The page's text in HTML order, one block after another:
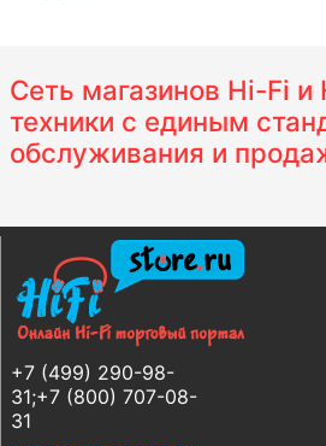
Сеть магазинов Hi-Fi и
техники с единым
обслуживания и
+7 (499) 290-98-
31;+7 (800) 707-08-
31